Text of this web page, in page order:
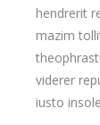
hendrerit
mazim
viderer
iusto